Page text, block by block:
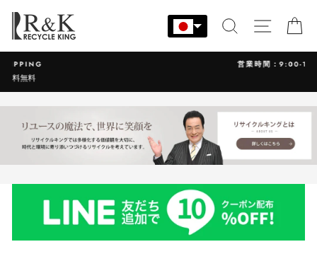
ン
す
検索 サイト